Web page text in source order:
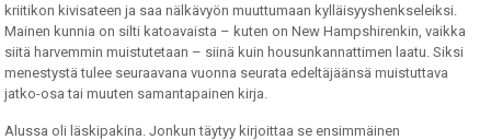
kriitikon kivisateen ja saa nälkävyön muuttumaan kylläisyyshenkseleiksi.
Mainen kunnia on silti katoavaista – kuten on New Hampshirenkin, vaikka
siitä harvemmin muistutetaan – siinä kuin housunkannattimen laatu. Siksi
menestystä tulee seuraavana vuonna seurata edeltäjäänsä muistuttava
jatko-osa tai muuten samantapainen kirja.
Alussa oli läskipakina. Jonkun täytyy kirjoittaa se ensimmäinen